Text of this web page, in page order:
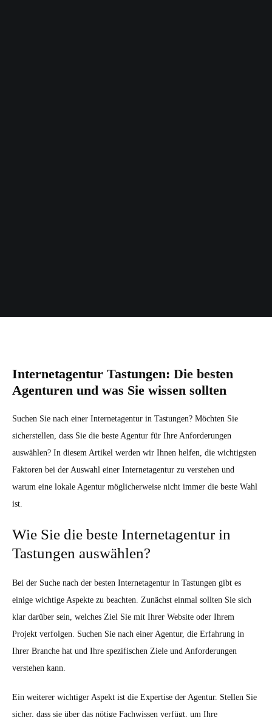
Internetagentur Tastungen: Die besten
Agenturen und was Sie wissen sollten
Suchen Sie nach einer Internetagentur in Tastungen? Möchten Sie
sicherstellen, dass Sie die beste Agentur für Ihre Anforderungen
auswählen? In diesem Artikel werden wir Ihnen helfen, die wichtigsten
Faktoren bei der Auswahl einer Internetagentur zu verstehen und
warum eine lokale Agentur möglicherweise nicht immer die beste Wahl
ist.
Wie Sie die beste Internetagentur in
Tastungen auswählen?
Bei der Suche nach der besten Internetagentur in Tastungen gibt es
einige wichtige Aspekte zu beachten. Zunächst einmal sollten Sie sich
klar darüber sein, welches Ziel Sie mit Ihrer Website oder Ihrem
Projekt verfolgen. Suchen Sie nach einer Agentur, die Erfahrung in
Ihrer Branche hat und Ihre spezifischen Ziele und Anforderungen
verstehen kann.
Ein weiterer wichtiger Aspekt ist die Expertise der Agentur. Stellen Sie
sicher, dass sie über das nötige Fachwissen verfügt, um Ihre